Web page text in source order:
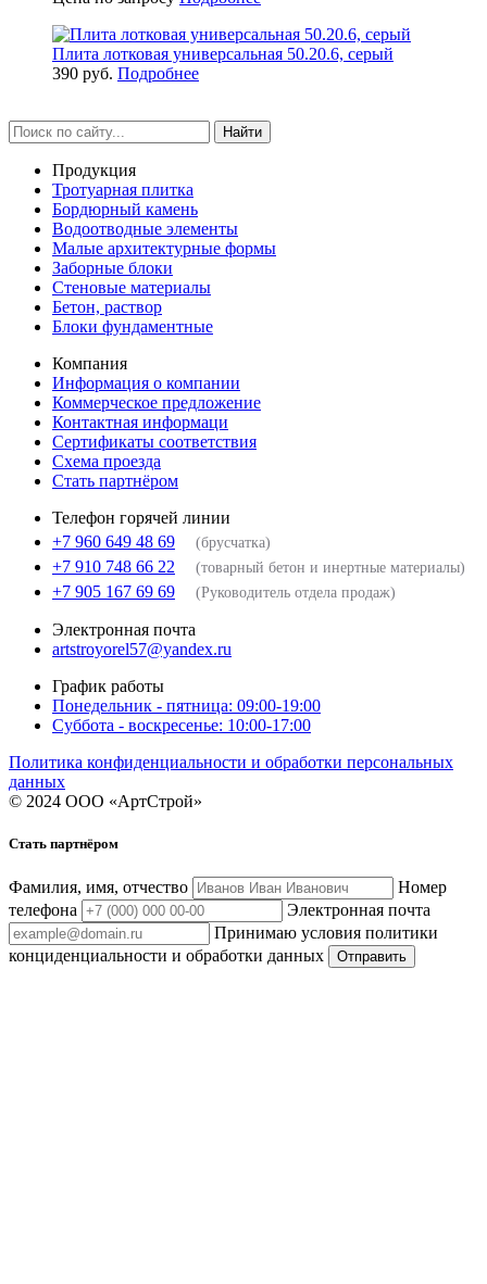
Плита лотковая универсальная 50.20.6, серый
390 руб. Подробнее
Найти
Продукция
Тротуарная плитка
Бордюрный камень
Водоотводные элементы
Малые архитектурные формы
Заборные блоки
Стеновые материалы
Бетон, раствор
Блоки фундаментные
Компания
Информация о компании
Коммерческое предложение
Контактная информаци
Сертификаты соответствия
Схема проезда
Стать партнёром
Телефон горячей линии
+7 960 649 48 69
(брусчатка)
+7 910 748 66 22 (товарный бетон и инертные материалы)
+7 905 167 69 69 (Руководитель отдела продаж)
Электронная почта
artstroyorel57@yandex.ru
График работы
Понедельник - пятница: 09:00-19:00
Суббота - воскресенье: 10:00-17:00
Политика конфиденциальности и обработки персональных
данных
© 2024 ООО «АртСтрой»
Стать партнёром
Фамилия, имя, отчество
Номер
телефона
Электронная почта
Принимаю условия политики
конциденциальности и обработки данных
Отправить